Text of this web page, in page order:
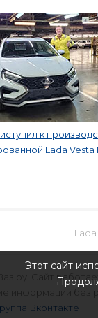
к
Lada Vesta
Сайт
информации без
Вконтакте
Этот сайт